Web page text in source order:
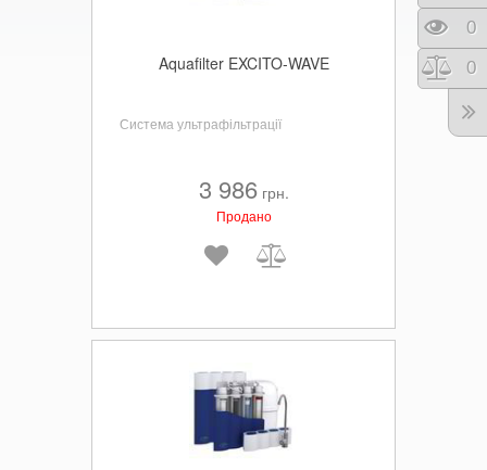
Aquafilter EXCITO-WAVE
Система ультрафільтрації
3 986грн.
Продано
0
0